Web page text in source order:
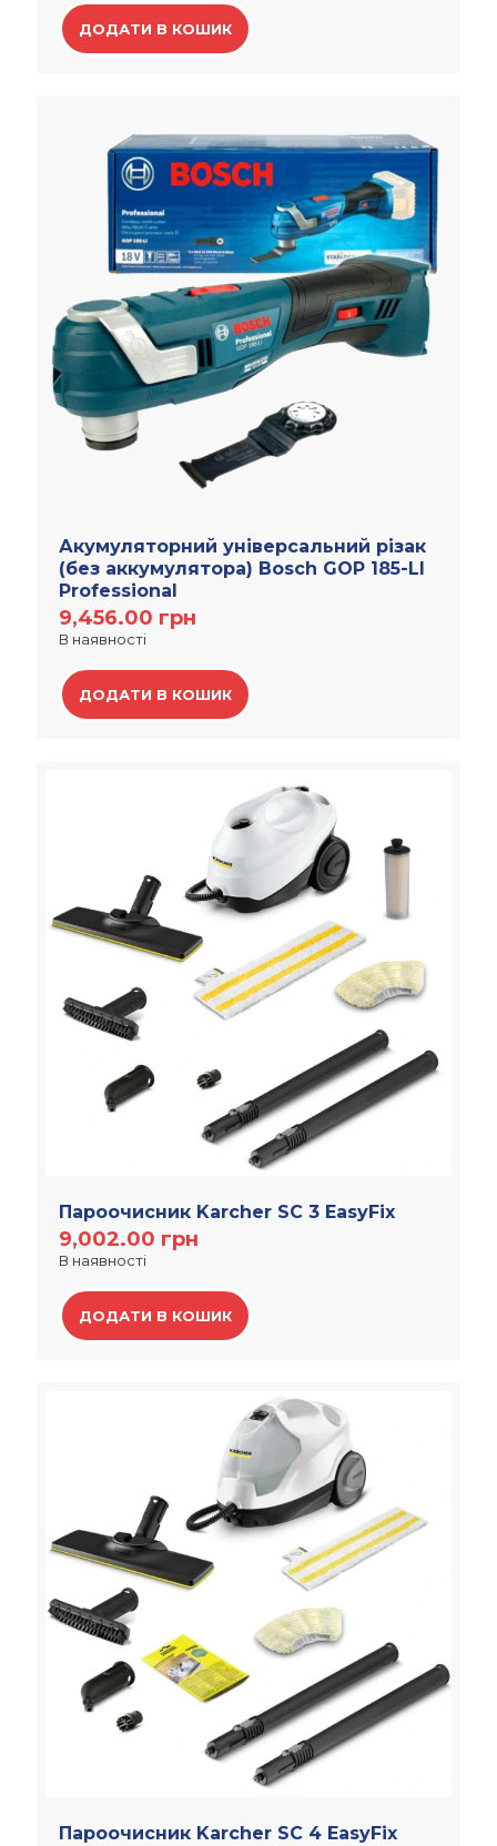
ДОДАТИ В КОШИК
Акумуляторний універсальний різак
(без аккумулятора) Bosch GOP 185-LI
Professional
9,456.00 грн
В наявності
ДОДАТИ В КОШИК
Пароочисник Karcher SC 3 EasyFix
9,002.00 грн
В наявності
ДОДАТИ В КОШИК
Пароочисник Karcher SC 4 EasyFix